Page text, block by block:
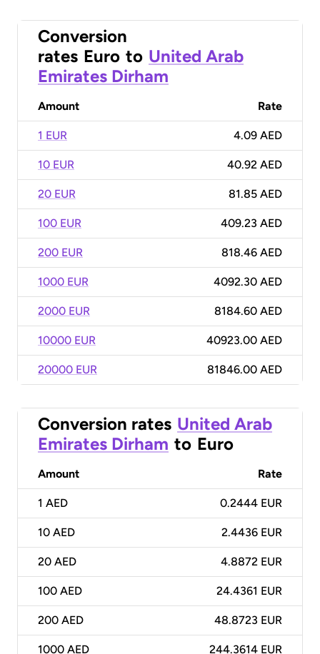
Conversion
rates Euro to United Arab
Emirates Dirham
Amount Rate
1 EUR 4.09 AED
10 EUR 40.92 AED
20 EUR 81.85 AED
100 EUR 409.23 AED
200 EUR 818.46 AED
1000 EUR 4092.30 AED
2000 EUR 8184.60 AED
10000 EUR 40923.00 AED
20000 EUR 81846.00 AED
Conversion rates United Arab
Emirates Dirham to Euro
Amount Rate
1 AED 0.2444 EUR
10 AED 2.4436 EUR
20 AED 4.8872 EUR
100 AED 24.4361 EUR
200 AED 48.8723 EUR
1000 AED 244.3614 EUR